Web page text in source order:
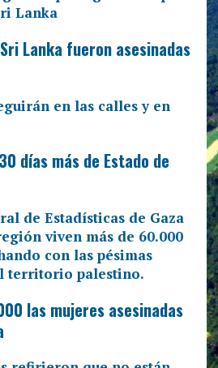
Lanka fueron asesinadas
días más de Estado de
las mujeres asesinadas